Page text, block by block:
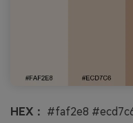
HEX： #faf2e8